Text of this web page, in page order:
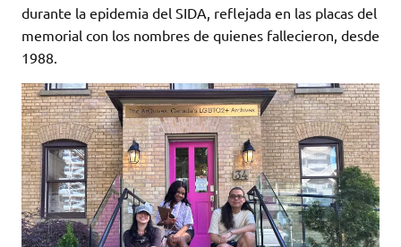
durante la epidemia del SIDA, reflejada en las placas del
memorial con los nombres de quienes fallecieron, desde
1988.